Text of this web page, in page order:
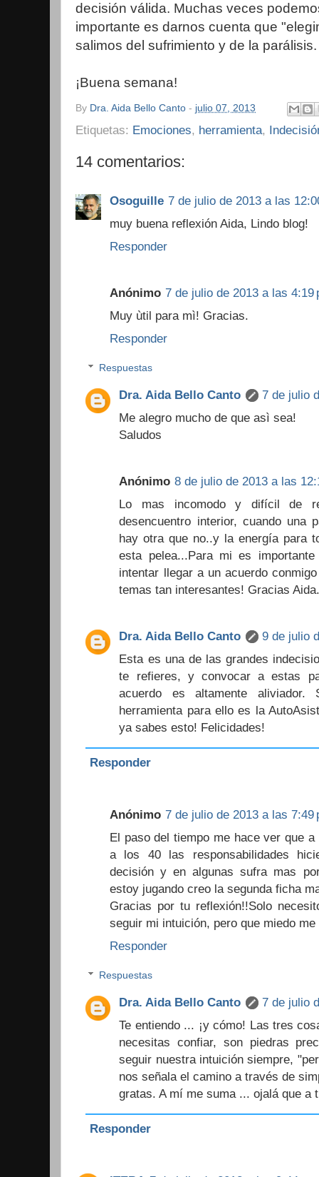
decisión válida. Muchas veces
importante es darnos cuenta que
salimos del sufrimiento y de la parálisis.
¡Buena semana!
By Dra. Aida Bello Canto - julio 07, 2013
Etiquetas: Emociones, herramienta,
14 comentarios:
Osoguille 7 de julio de 2013 a las
muy buena reflexión Aida, Lindo blog!
Responder
Anónimo 7 de julio de 2013 a las 4:19
Muy ùtil para mì! Gracias.
Responder
Respuestas
Dra. Aida Bello Canto
7 de julio
Me alegro mucho de que asì sea!
Saludos
Anónimo 8 de julio de 2013 a las
Lo mas incomodo y difícil de
desencuentro interior, cuando una
hay otra que no..y la energía para
esta pelea...Para mi es
intentar llegar a un acuerdo
temas tan interesantes! Gracias
Dra. Aida Bello Canto
9 de julio
Esta es una de las grandes
te refieres, y convocar a estas
acuerdo es altamente
herramienta para ello es la
ya sabes esto! Felicidades!
Responder
Anónimo 7 de julio de 2013 a las 7:49
El paso del tiempo me hace ver que
a los 40 las responsabilidades
decisión y en algunas sufra mas
estoy jugando creo la segunda ficha
Gracias por tu reflexión!!Solo
seguir mi intuición, pero que miedo
Responder
Respuestas
Dra. Aida Bello Canto
7 de julio
Te entiendo ... ¡y cómo! Las tres
necesitas confiar, son piedras
seguir nuestra intuición siempre,
nos señala el camino a través de
gratas. A mí me suma ... ojalá que a
Responder